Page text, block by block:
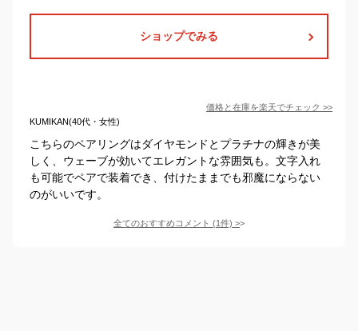
ショップでみる
価格と在庫を楽天でチェック >>
KUMIKAN(40代・女性)
こちらのペアリングはダイヤモンドとプラチナの輝きが美
しく、ウェーブが効いてエレガントな雰囲気も。文字入れ
も可能でペアで装着でき、付けたままでも邪魔にならない
のがいいです。
全てのおすすめコメント (1件) >